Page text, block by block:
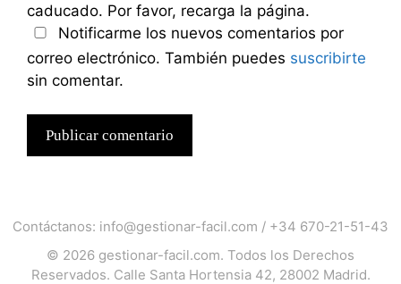
caducado. Por favor, recarga la página.
Notificarme los nuevos comentarios por
correo electrónico. También puedes suscribirte
sin comentar.
Contáctanos: info@gestionar-facil.com / +34 670-21-51-43
© 2026 gestionar-facil.com. Todos los Derechos
Reservados. Calle Santa Hortensia 42, 28002 Madrid.